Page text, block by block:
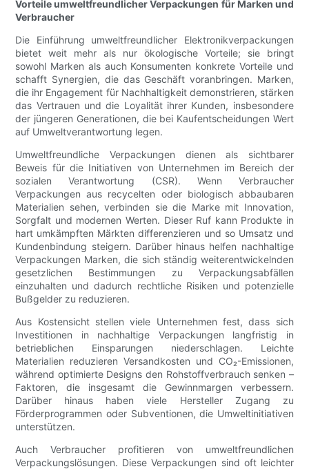
Vorteile umweltfreundlicher Verpackungen für Marken und
Verbraucher
Die Einführung umweltfreundlicher Elektronikverpackungen
bietet weit mehr als nur ökologische Vorteile; sie bringt
sowohl Marken als auch Konsumenten konkrete Vorteile und
schafft Synergien, die das Geschäft voranbringen. Marken,
die ihr Engagement für Nachhaltigkeit demonstrieren, stärken
das Vertrauen und die Loyalität ihrer Kunden, insbesondere
der jüngeren Generationen, die bei Kaufentscheidungen Wert
auf Umweltverantwortung legen.
Umweltfreundliche Verpackungen dienen als sichtbarer
Beweis für die Initiativen von Unternehmen im Bereich der
sozialen Verantwortung (CSR). Wenn Verbraucher
Verpackungen aus recycelten oder biologisch abbaubaren
Materialien sehen, verbinden sie die Marke mit Innovation,
Sorgfalt und modernen Werten. Dieser Ruf kann Produkte in
hart umkämpften Märkten differenzieren und so Umsatz und
Kundenbindung steigern. Darüber hinaus helfen nachhaltige
Verpackungen Marken, die sich ständig weiterentwickelnden
gesetzlichen Bestimmungen zu Verpackungsabfällen
einzuhalten und dadurch rechtliche Risiken und potenzielle
Bußgelder zu reduzieren.
Aus Kostensicht stellen viele Unternehmen fest, dass sich
Investitionen in nachhaltige Verpackungen langfristig in
betrieblichen Einsparungen niederschlagen. Leichte
Materialien reduzieren Versandkosten und CO₂-Emissionen,
während optimierte Designs den Rohstoffverbrauch senken –
Faktoren, die insgesamt die Gewinnmargen verbessern.
Darüber hinaus haben viele Hersteller Zugang zu
Förderprogrammen oder Subventionen, die Umweltinitiativen
unterstützen.
Auch Verbraucher profitieren von umweltfreundlichen
Verpackungslösungen. Diese Verpackungen sind oft leichter